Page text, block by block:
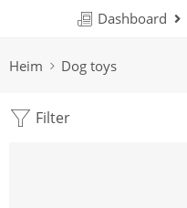
Dashboard
Heim Dog toys
Filter